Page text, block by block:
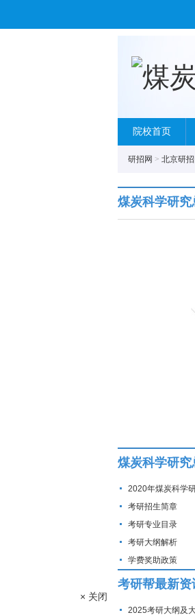
院校首页
研招网 > 北京研招
煤炭科学研
煤炭科学研
2020年煤炭科学
考研招生简章
考研专业目录
考研大纲解析
学费奖助政策
考研帮最新资
2025考研大纲及
× 关闭